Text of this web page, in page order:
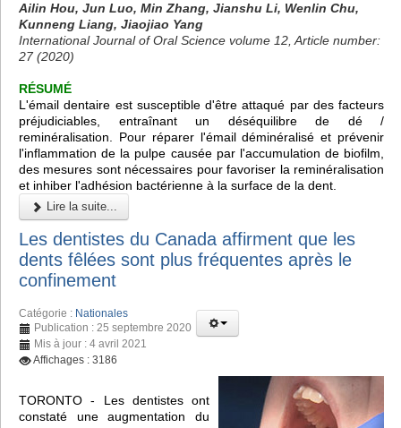
Ailin Hou, Jun Luo, Min Zhang, Jianshu Li, Wenlin Chu,
Kunneng Liang, Jiaojiao Yang
International Journal of Oral Science volume 12, Article number:
27 (2020)
RÉSUMÉ
L'émail dentaire est susceptible d'être attaqué par des facteurs
préjudiciables, entraînant un déséquilibre de dé /
reminéralisation. Pour réparer l'émail déminéralisé et prévenir
l'inflammation de la pulpe causée par l'accumulation de biofilm,
des mesures sont nécessaires pour favoriser la reminéralisation
et inhiber l'adhésion bactérienne à la surface de la dent.
Lire la suite...
Les dentistes du Canada affirment que les
dents fêlées sont plus fréquentes après le
confinement
Catégorie : Nationales
Publication : 25 septembre 2020
Mis à jour : 4 avril 2021
Affichages : 3186
TORONTO - Les dentistes ont
constaté une augmentation du